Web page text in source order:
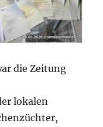
die Zeitung
lokalen